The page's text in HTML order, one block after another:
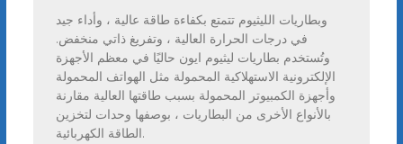
وبطاريات الليثيوم تتمتع بكفاءة طاقة عالية ، وأداء جيد
في درجات الحرارة العالية ، وتفريغ ذاتي منخفض.
وتُستخدم بطاريات ليثيوم ايون حاليًا في معظم الأجهزة
الإلكترونية الاستهلاكية المحمولة مثل الهواتف المحمولة
وأجهزة الكمبيوتر المحمولة بسبب طاقتها العالية مقارنة
بالأنواع الأخرى من البطاريات ، بوصفها وحدات لتخزين
الطاقة الكهربائية.